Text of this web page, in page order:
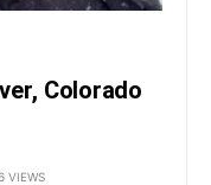
Colorado
VIEWS